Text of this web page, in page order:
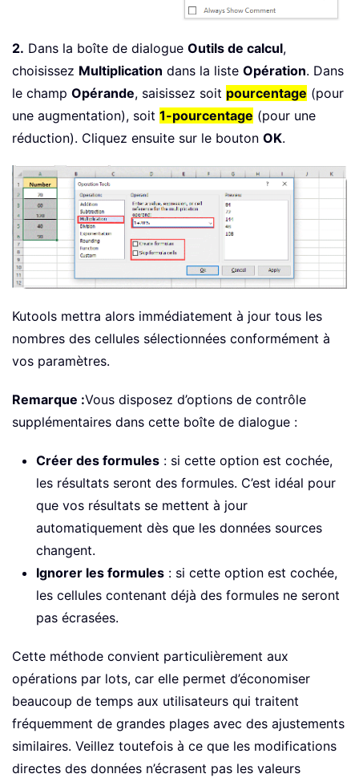
2. Dans la boîte de dialogue Outils de calcul,
choisissez Multiplication dans la liste Opération. Dans
le champ Opérande, saisissez soit pourcentage (pour
une augmentation), soit 1-pourcentage (pour une
réduction). Cliquez ensuite sur le bouton OK.
Kutools mettra alors immédiatement à jour tous les
nombres des cellules sélectionnées conformément à
vos paramètres.
Remarque :Vous disposez d’options de contrôle
supplémentaires dans cette boîte de dialogue :
Créer des formules : si cette option est cochée,
les résultats seront des formules. C’est idéal pour
que vos résultats se mettent à jour
automatiquement dès que les données sources
changent.
Ignorer les formules : si cette option est cochée,
les cellules contenant déjà des formules ne seront
pas écrasées.
Cette méthode convient particulièrement aux
opérations par lots, car elle permet d’économiser
beaucoup de temps aux utilisateurs qui traitent
fréquemment de grandes plages avec des ajustements
similaires. Veillez toutefois à ce que les modifications
directes des données n’écrasent pas les valeurs